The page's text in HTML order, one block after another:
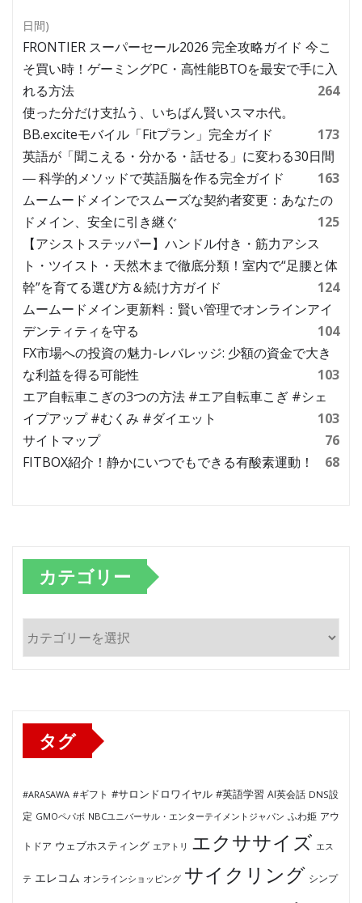
日間)
FRONTIER スーパーセール2026 完全攻略ガイド 今こ
そ買い時！ゲーミングPC・高性能BTOを最安で手に入
れる方法
264
使った分だけ支払う、いちばん賢いスマホ代。
BB.exciteモバイル「Fitプラン」完全ガイド
173
英語が「聞こえる・分かる・話せる」に変わる30日間
― 科学的メソッドで英語脳を作る完全ガイド
163
ムームードメインでスムーズな契約者変更：あなたの
ドメイン、安全に引き継ぐ
125
【アシストステッパー】ハンドル付き・筋力アシス
ト・ツイスト・天然木まで徹底分類！室内で“足腰と体
幹”を育てる選び方＆続け方ガイド
124
ムームードメイン更新料：賢い管理でオンラインアイ
デンティティを守る
104
FX市場への投資の魅力-レバレッジ: 少額の資金で大き
な利益を得る可能性
103
エア自転車こぎの3つの方法 #エア自転車こぎ #シェ
イプアップ #むくみ #ダイエット
103
サイトマップ
76
FITBOX紹介！静かにいつでもできる有酸素運動！
68
カテゴリー
テ
タグ
#ARASAWA #ギフト #サロンドロワイヤル #英語学習 AI英会話 DNS設
定 GMOペパボ NBCユニバーサル・エンターテイメントジャパン ふわ姫 アウ
トドア ウェブホスティング エアトリ エクササイズ エス
テ エレコム オンラインショッピング サイクリング シンプ